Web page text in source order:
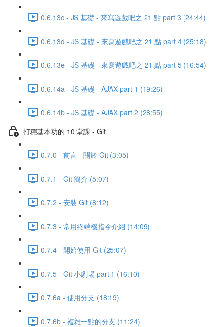
0.6.13c - JS 基礎 - 來寫遊戲吧之 21 點 part 3 (24:44)
0.6.13d - JS 基礎 - 來寫遊戲吧之 21 點 part 4 (25:18)
0.6.13e - JS 基礎 - 來寫遊戲吧之 21 點 part 5 (16:54)
0.6.14a - JS 基礎 - AJAX part 1 (19:26)
0.6.14b - JS 基礎 - AJAX part 2 (28:55)
打穩基本功的 10 堂課 - Git
0.7.0 - 前言 - 關於 Git (3:05)
0.7.1 - Git 簡介 (5:07)
0.7.2 - 安裝 Git (8:12)
0.7.3 - 常用終端機指令介紹 (14:09)
0.7.4 - 開始使用 Git (25:07)
0.7.5 - Git 小劇場 part 1 (16:10)
0.7.6a - 使用分支 (18:19)
0.7.6b - 複雜一點的分支 (11:24)